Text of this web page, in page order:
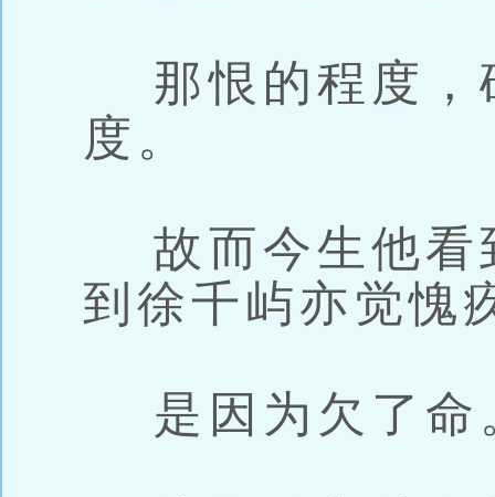
那恨的程度，
度。
故而今生他看
到徐千屿亦觉愧
是因为欠了命